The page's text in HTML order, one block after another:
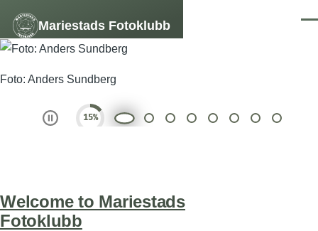
Mariestads Fotoklubb
Slideshow
Slide 1 of 8
Foto: Anders Sundberg
Play and Stop Slideshow
Welcome to Mariestads
Fotoklubb